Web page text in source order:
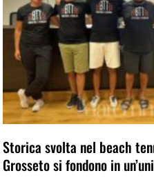
Storica svolta nel beach
Grosseto si fondono in